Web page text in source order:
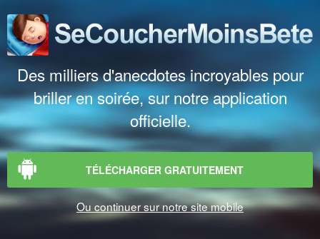
Des milliers d'anecdotes incroyables pour
briller en soirée, sur notre application
officielle.
TÉLÉCHARGER GRATUITEMENT
Ou continuer sur notre site mobile